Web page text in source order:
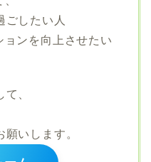
ごしたい人
ョンを向上させたい
、
願いします。